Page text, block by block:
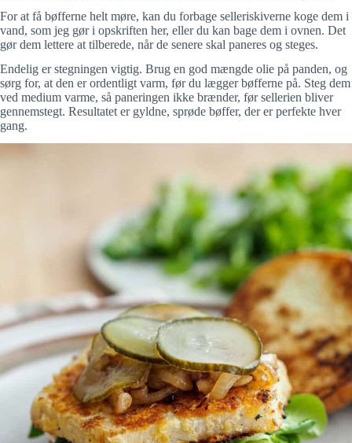
For at få bøfferne helt møre, kan du forbage selleriskiverne koge dem i
vand, som jeg gør i opskriften her, eller du kan bage dem i ovnen. Det
gør dem lettere at tilberede, når de senere skal paneres og steges.
Endelig er stegningen vigtig. Brug en god mængde olie på panden, og
sørg for, at den er ordentligt varm, før du lægger bøfferne på. Steg dem
ved medium varme, så paneringen ikke brænder, før sellerien bliver
gennemstegt. Resultatet er gyldne, sprøde bøffer, der er perfekte hver
gang.